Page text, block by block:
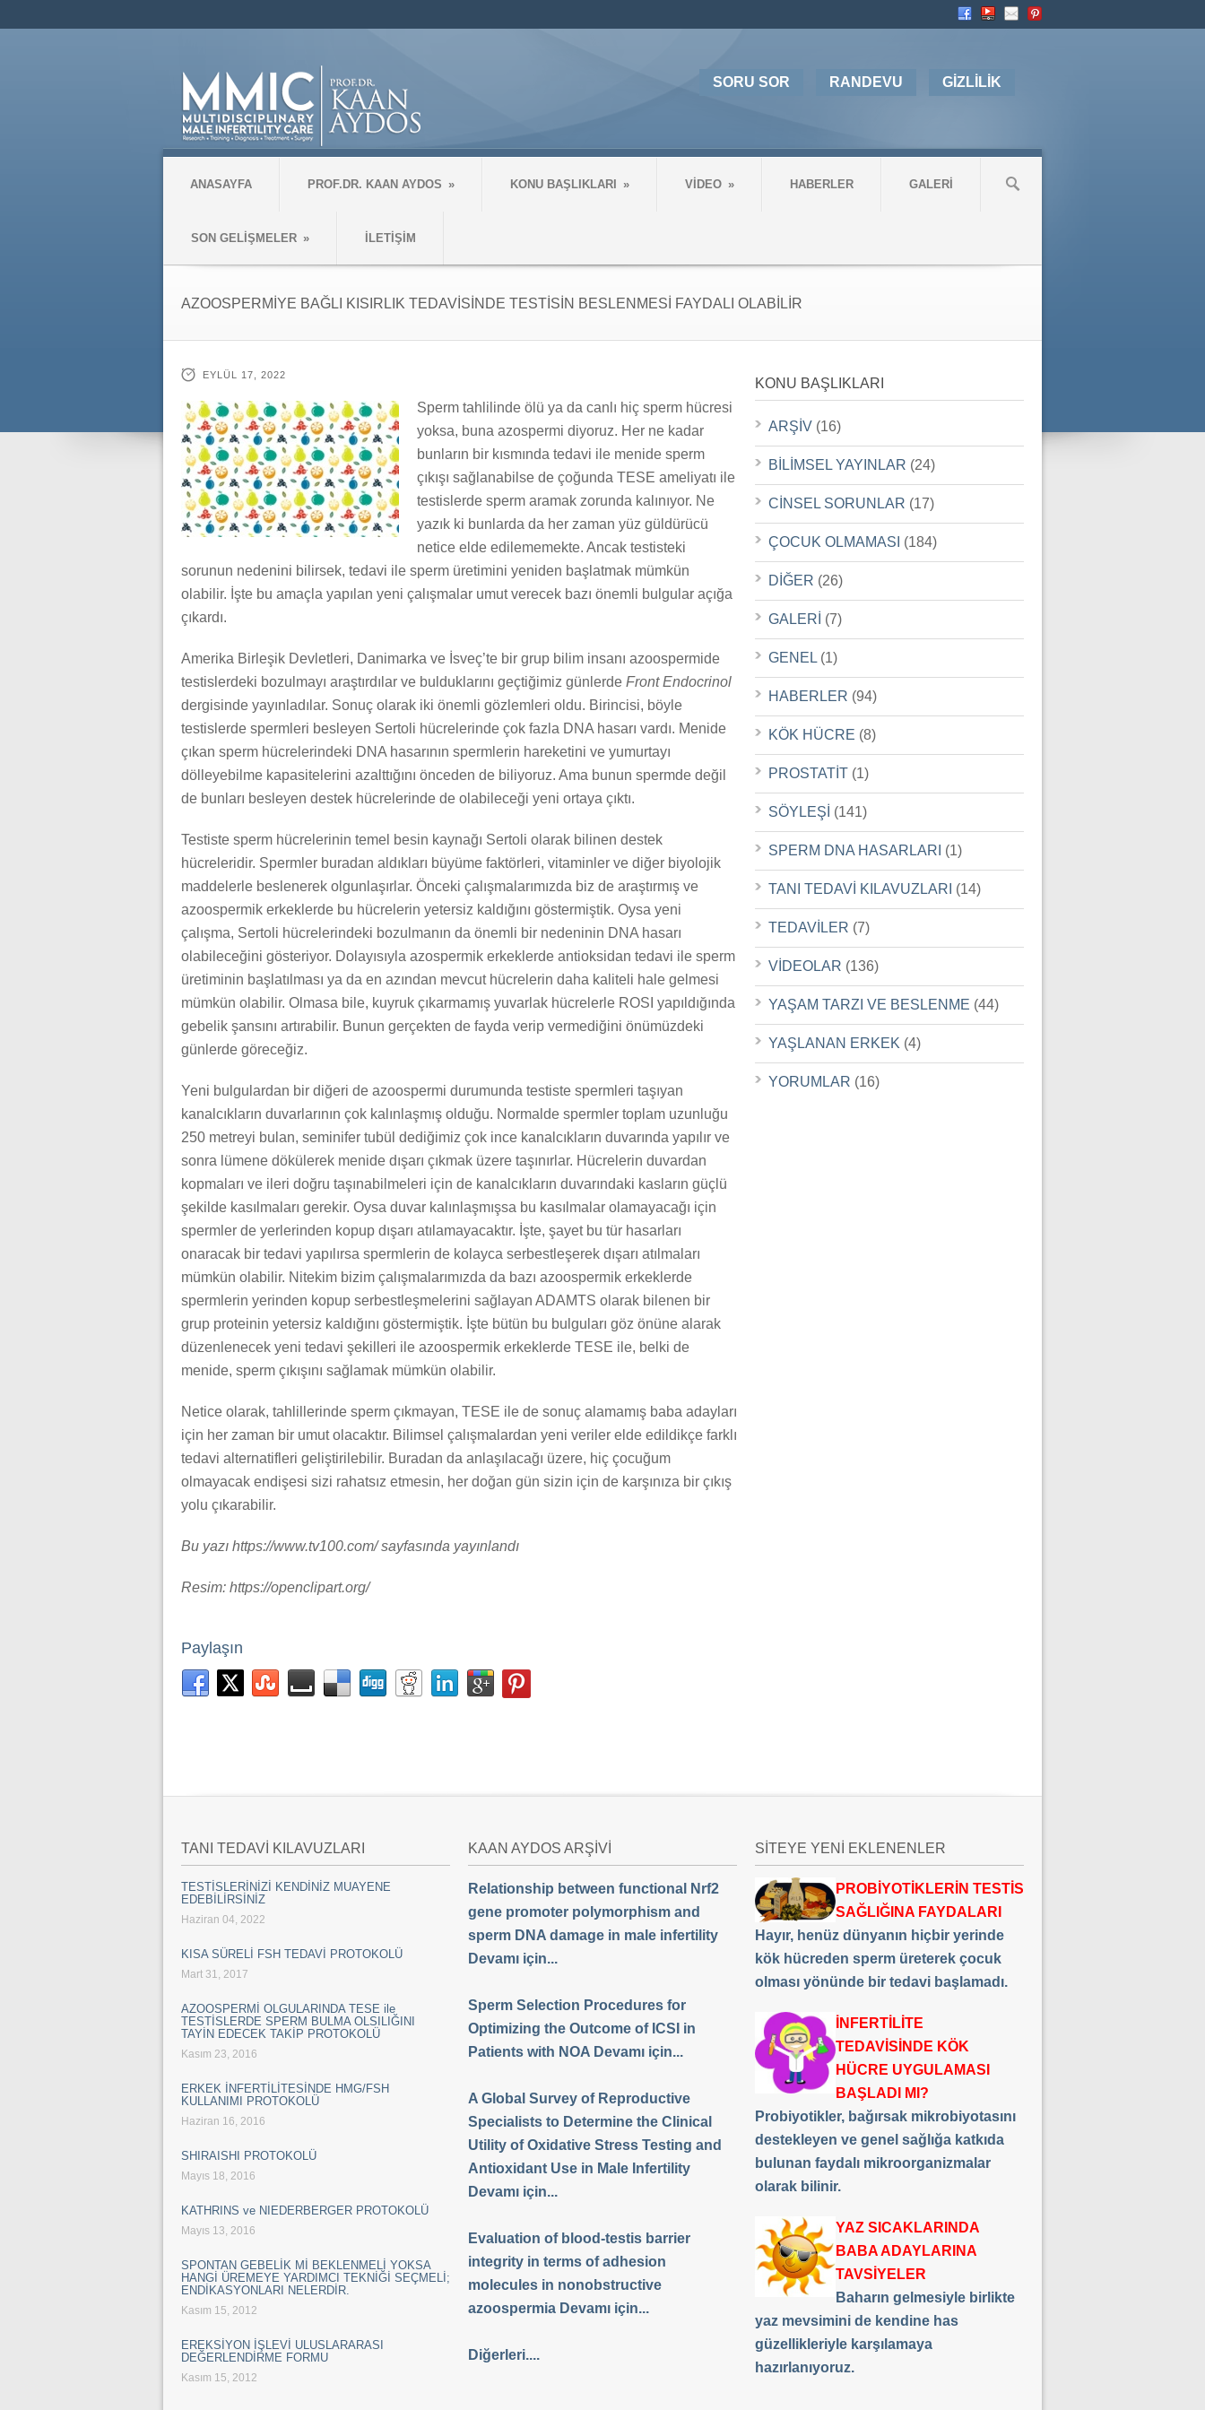
SORU SOR RANDEVU GİZLİLİK
ANASAYFA PROF.DR. KAAN AYDOS » KONU BAŞLIKLARI » VİDEO » HABERLER GALERİ
SON GELİŞMELER » İLETİŞİM
AZOOSPERMİYE BAĞLI KISIRLIK TEDAVİSİNDE TESTİSİN BESLENMESİ FAYDALI OLABİLİR
EYLÜL 17, 2022
Sperm tahlilinde ölü ya da canlı hiç sperm hücresi
yoksa, buna azospermi diyoruz. Her ne kadar
bunların bir kısmında tedavi ile menide sperm
çıkışı sağlanabilse de çoğunda TESE ameliyatı ile
testislerde sperm aramak zorunda kalınıyor. Ne
yazık ki bunlarda da her zaman yüz güldürücü
netice elde edilememekte. Ancak testisteki
sorunun nedenini bilirsek, tedavi ile sperm üretimini yeniden başlatmak mümkün
olabilir. İşte bu amaçla yapılan yeni çalışmalar umut verecek bazı önemli bulgular açığa
çıkardı.
Amerika Birleşik Devletleri, Danimarka ve İsveç’te bir grup bilim insanı azoospermide
testislerdeki bozulmayı araştırdılar ve bulduklarını geçtiğimiz günlerde Front Endocrinol
dergisinde yayınladılar. Sonuç olarak iki önemli gözlemleri oldu. Birincisi, böyle
testislerde spermleri besleyen Sertoli hücrelerinde çok fazla DNA hasarı vardı. Menide
çıkan sperm hücrelerindeki DNA hasarının spermlerin hareketini ve yumurtayı
dölleyebilme kapasitelerini azalttığını önceden de biliyoruz. Ama bunun spermde değil
de bunları besleyen destek hücrelerinde de olabileceği yeni ortaya çıktı.
Testiste sperm hücrelerinin temel besin kaynağı Sertoli olarak bilinen destek
hücreleridir. Spermler buradan aldıkları büyüme faktörleri, vitaminler ve diğer biyolojik
maddelerle beslenerek olgunlaşırlar. Önceki çalışmalarımızda biz de araştırmış ve
azoospermik erkeklerde bu hücrelerin yetersiz kaldığını göstermiştik. Oysa yeni
çalışma, Sertoli hücrelerindeki bozulmanın da önemli bir nedeninin DNA hasarı
olabileceğini gösteriyor. Dolayısıyla azospermik erkeklerde antioksidan tedavi ile sperm
üretiminin başlatılması ya da en azından mevcut hücrelerin daha kaliteli hale gelmesi
mümkün olabilir. Olmasa bile, kuyruk çıkarmamış yuvarlak hücrelerle ROSI yapıldığında
gebelik şansını artırabilir. Bunun gerçekten de fayda verip vermediğini önümüzdeki
günlerde göreceğiz.
Yeni bulgulardan bir diğeri de azoospermi durumunda testiste spermleri taşıyan
kanalcıkların duvarlarının çok kalınlaşmış olduğu. Normalde spermler toplam uzunluğu
250 metreyi bulan, seminifer tubül dediğimiz çok ince kanalcıkların duvarında yapılır ve
sonra lümene dökülerek menide dışarı çıkmak üzere taşınırlar. Hücrelerin duvardan
kopmaları ve ileri doğru taşınabilmeleri için de kanalcıkların duvarındaki kasların güçlü
şekilde kasılmaları gerekir. Oysa duvar kalınlaşmışsa bu kasılmalar olamayacağı için
spermler de yerlerinden kopup dışarı atılamayacaktır. İşte, şayet bu tür hasarları
onaracak bir tedavi yapılırsa spermlerin de kolayca serbestleşerek dışarı atılmaları
mümkün olabilir. Nitekim bizim çalışmalarımızda da bazı azoospermik erkeklerde
spermlerin yerinden kopup serbestleşmelerini sağlayan ADAMTS olarak bilenen bir
grup proteinin yetersiz kaldığını göstermiştik. İşte bütün bu bulguları göz önüne alarak
düzenlenecek yeni tedavi şekilleri ile azoospermik erkeklerde TESE ile, belki de
menide, sperm çıkışını sağlamak mümkün olabilir.
Netice olarak, tahlillerinde sperm çıkmayan, TESE ile de sonuç alamamış baba adayları
için her zaman bir umut olacaktır. Bilimsel çalışmalardan yeni veriler elde edildikçe farklı
tedavi alternatifleri geliştirilebilir. Buradan da anlaşılacağı üzere, hiç çocuğum
olmayacak endişesi sizi rahatsız etmesin, her doğan gün sizin için de karşınıza bir çıkış
yolu çıkarabilir.
Bu yazı https://www.tv100.com/ sayfasında yayınlandı
Resim: https://openclipart.org/
Paylaşın
KONU BAŞLIKLARI
ARŞİV (16)
BİLİMSEL YAYINLAR (24)
CİNSEL SORUNLAR (17)
ÇOCUK OLMAMASI (184)
DİĞER (26)
GALERİ (7)
GENEL (1)
HABERLER (94)
KÖK HÜCRE (8)
PROSTATİT (1)
SÖYLEŞİ (141)
SPERM DNA HASARLARI (1)
TANI TEDAVİ KILAVUZLARI (14)
TEDAVİLER (7)
VİDEOLAR (136)
YAŞAM TARZI VE BESLENME (44)
YAŞLANAN ERKEK (4)
YORUMLAR (16)
TANI TEDAVİ KILAVUZLARI
TESTİSLERİNİZİ KENDİNİZ MUAYENE
EDEBİLİRSİNİZ
Haziran 04, 2022
KISA SÜRELİ FSH TEDAVİ PROTOKOLÜ
Mart 31, 2017
AZOOSPERMİ OLGULARINDA TESE ile
TESTİSLERDE SPERM BULMA OLSILIĞINI
TAYİN EDECEK TAKİP PROTOKOLÜ
Kasım 23, 2016
ERKEK İNFERTİLİTESİNDE HMG/FSH
KULLANIMI PROTOKOLÜ
Haziran 16, 2016
SHIRAISHI PROTOKOLÜ
Mayıs 18, 2016
KATHRINS ve NIEDERBERGER PROTOKOLÜ
Mayıs 13, 2016
SPONTAN GEBELİK Mİ BEKLENMELİ YOKSA
HANGİ ÜREMEYE YARDIMCI TEKNİĞİ SEÇMELİ;
ENDİKASYONLARI NELERDİR.
Kasım 15, 2012
EREKSİYON İŞLEVİ ULUSLARARASI
DEĞERLENDİRME FORMU
Kasım 15, 2012
KAAN AYDOS ARŞİVİ
Relationship between functional Nrf2
gene promoter polymorphism and
sperm DNA damage in male infertility
Devamı için...
Sperm Selection Procedures for
Optimizing the Outcome of ICSI in
Patients with NOA Devamı için...
A Global Survey of Reproductive
Specialists to Determine the Clinical
Utility of Oxidative Stress Testing and
Antioxidant Use in Male Infertility
Devamı için...
Evaluation of blood-testis barrier
integrity in terms of adhesion
molecules in nonobstructive
azoospermia Devamı için...
Diğerleri....
SİTEYE YENİ EKLENENLER
PROBİYOTİKLERİN TESTİS
SAĞLIĞINA FAYDALARI
Hayır, henüz dünyanın hiçbir yerinde
kök hücreden sperm üreterek çocuk
olması yönünde bir tedavi başlamadı.
İNFERTİLİTE
TEDAVİSİNDE KÖK
HÜCRE UYGULAMASI
BAŞLADI MI?
Probiyotikler, bağırsak mikrobiyotasını
destekleyen ve genel sağlığa katkıda
bulunan faydalı mikroorganizmalar
olarak bilinir.
YAZ SICAKLARINDA
BABA ADAYLARINA
TAVSİYELER
Baharın gelmesiyle birlikte
yaz mevsimini de kendine has
güzellikleriyle karşılamaya
hazırlanıyoruz.